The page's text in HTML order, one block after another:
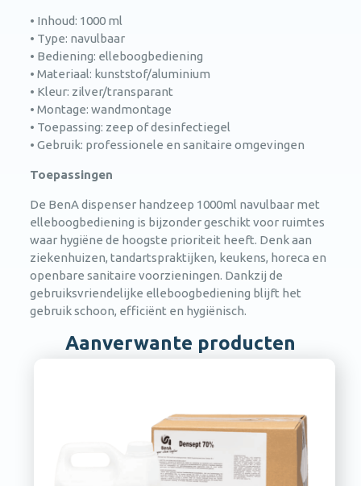
• Inhoud: 1000 ml
• Type: navulbaar
• Bediening: elleboogbediening
• Materiaal: kunststof/aluminium
• Kleur: zilver/transparant
• Montage: wandmontage
• Toepassing: zeep of desinfectiegel
• Gebruik: professionele en sanitaire omgevingen
Toepassingen
De BenA dispenser handzeep 1000ml navulbaar met
elleboogbediening is bijzonder geschikt voor ruimtes
waar hygiëne de hoogste prioriteit heeft. Denk aan
ziekenhuizen, tandartspraktijken, keukens, horeca en
openbare sanitaire voorzieningen. Dankzij de
gebruiksvriendelijke elleboogbediening blijft het
gebruik schoon, efficiënt en hygiënisch.
Aanverwante producten